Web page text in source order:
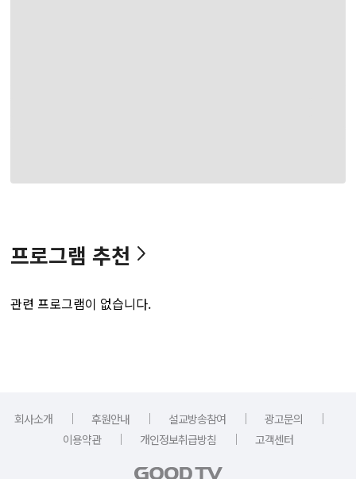
프로그램 추천
관련 프로그램이 없습니다.
회사소개 ｜ 후원안내 ｜ 설교방송참여 ｜ 광고문의
｜
이용약관
｜ 개인정보취급방침 ｜ 고객센터